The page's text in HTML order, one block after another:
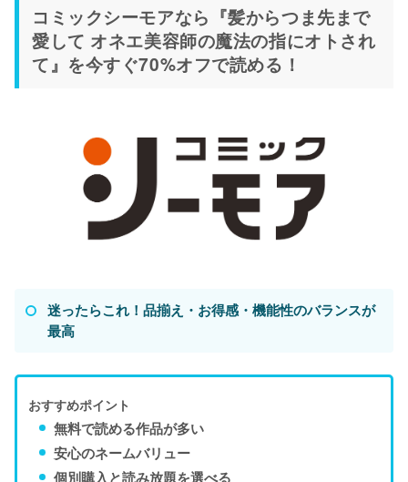
コミックシーモアなら『髪からつま先まで
愛して オネエ美容師の魔法の指にオトされ
て』を今すぐ70%オフで読める！
迷ったらこれ！品揃え・お得感・機能性のバランスが
最高
おすすめポイント
無料で読める作品が多い
安心のネームバリュー
個別購入と読み放題を選べる